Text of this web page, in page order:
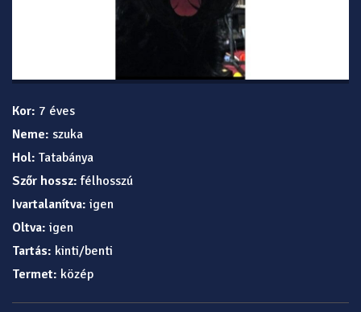
Kor: 7 éves
Neme: szuka
Hol: Tatabánya
Szőr hossz: félhosszú
Ivartalanítva: igen
Oltva: igen
Tartás: kinti/benti
Termet: közép